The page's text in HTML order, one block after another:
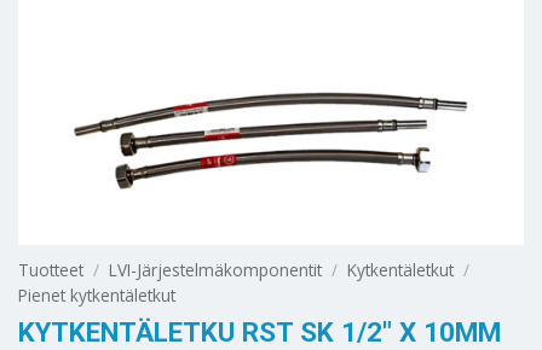
Tuotteet / LVI-Järjestelmäkomponentit / Kytkentäletkut /
Pienet kytkentäletkut
KYTKENTÄLETKU RST SK 1/2″ X 10MM